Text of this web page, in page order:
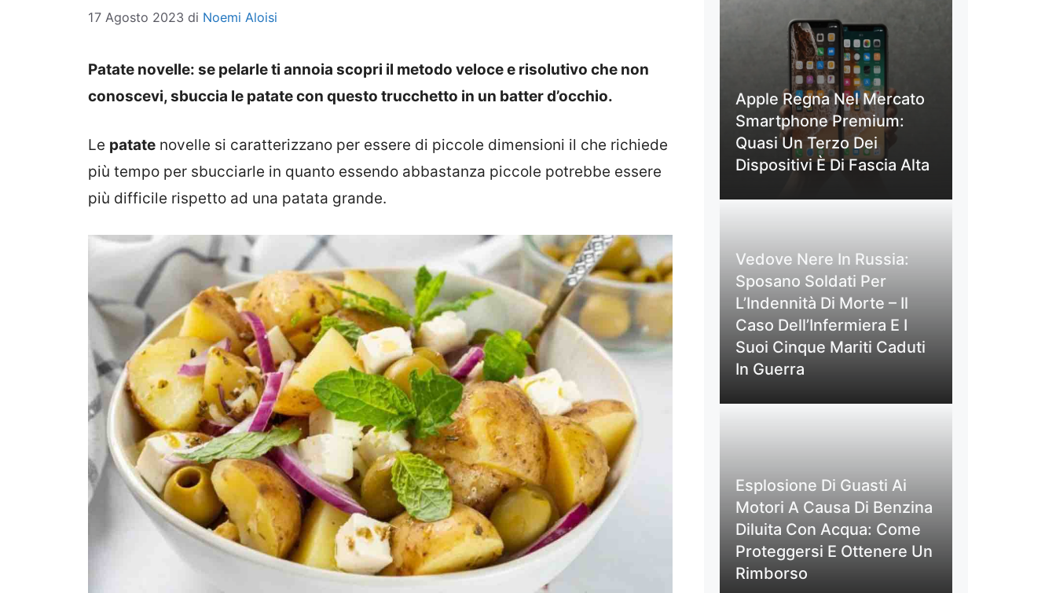
17 Agosto 2023 di Noemi Aloisi
Patate novelle: se pelarle ti annoia scopri il metodo veloce e risolutivo che non
conoscevi, sbuccia le patate con questo trucchetto in un batter d’occhio.
Le patate novelle si caratterizzano per essere di piccole dimensioni il che richiede
più tempo per sbucciarle in quanto essendo abbastanza piccole potrebbe essere
più difficile rispetto ad una patata grande.
Apple Regna Nel Mercato
Smartphone Premium:
Quasi Un Terzo Dei
Dispositivi È Di Fascia Alta
Vedove Nere In Russia:
Sposano Soldati Per
L’Indennità Di Morte – Il
Caso Dell’Infermiera E I
Suoi Cinque Mariti Caduti
In Guerra
Esplosione Di Guasti Ai
Motori A Causa Di Benzina
Diluita Con Acqua: Come
Proteggersi E Ottenere Un
Rimborso